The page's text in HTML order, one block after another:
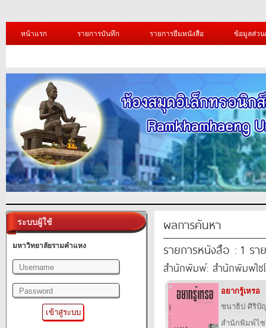
หน้าแรก รายการบันทึก รายการยืมหนังสือ ข้อมูลส่ว
ระบบผู้ใช้
มหาวิทยาลัยรามคำแหง
ผลการค้นหา
รายการหนังสือ : 1 รา
สำนักพิมพ์: สำนักพิมพ์ไซ
อยากรู้เหรอ
ชนาธิป ศิริปั
สำนักพิมพ์ไ